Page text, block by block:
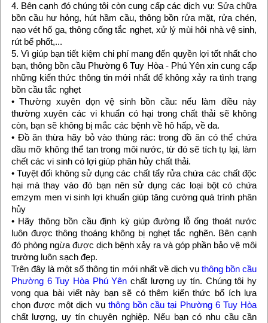
4. Bên cạnh đó chúng tôi còn cung cấp các dịch vụ: Sửa chữa
bồn cầu hư hỏng, hút hầm cầu, thông bồn rửa mặt, rửa chén,
nạo vét hố ga, thông cống tắc nghẹt, xử lý mùi hôi nhà vệ sinh,
rút bể phốt,...
5. Vì giúp bạn tiết kiệm chi phí mang đến quyền lợi tốt nhất cho
bạn, thông bồn cầu Phường 6 Tuy Hòa - Phú Yên xin cung cấp
những kiến thức thông tin mới nhất để không xảy ra tình trạng
bồn cầu tắc nghẹt
• Thường xuyên dọn vệ sinh bồn cầu: nếu làm điều này
thường xuyên các vi khuẩn có hại trong chất thải sẽ không
còn, bạn sẽ không bị mắc các bệnh về hô hấp, về da.
• Đồ ăn thừa hãy bỏ vào thùng rác: trong đồ ăn có thể chứa
dầu mỡ không thể tan trong môi nước, từ đó sẽ tích tụ lại, làm
chết các vi sinh có lợi giúp phân hủy chất thải.
• Tuyệt đối không sử dụng các chất tẩy rửa chứa các chất độc
hại mà thay vào đó bạn nên sử dụng các loại bột có chứa
emzym men vi sinh lợi khuẩn giúp tăng cường quá trình phân
hủy
• Hãy thông bồn cầu định kỳ giúp đường lỗ ống thoát nước
luôn được thông thoáng không bị nghẹt tắc nghẽn. Bên cạnh
đó phòng ngừa được dịch bệnh xảy ra và góp phần bảo vệ môi
trường luôn sạch đẹp.
Trên đây là một số thông tin mới nhất về dịch vụ thông bồn cầu
Phường 6 Tuy Hòa Phú Yên chất lượng uy tín. Chúng tôi hy
vọng qua bài viết này bạn sẽ có thêm kiến thức bổ ích lựa
chọn được một dịch vụ thông bồn cầu tại Phường 6 Tuy Hòa
chất lượng, uy tín chuyên nghiệp. Nếu bạn có nhu cầu cần